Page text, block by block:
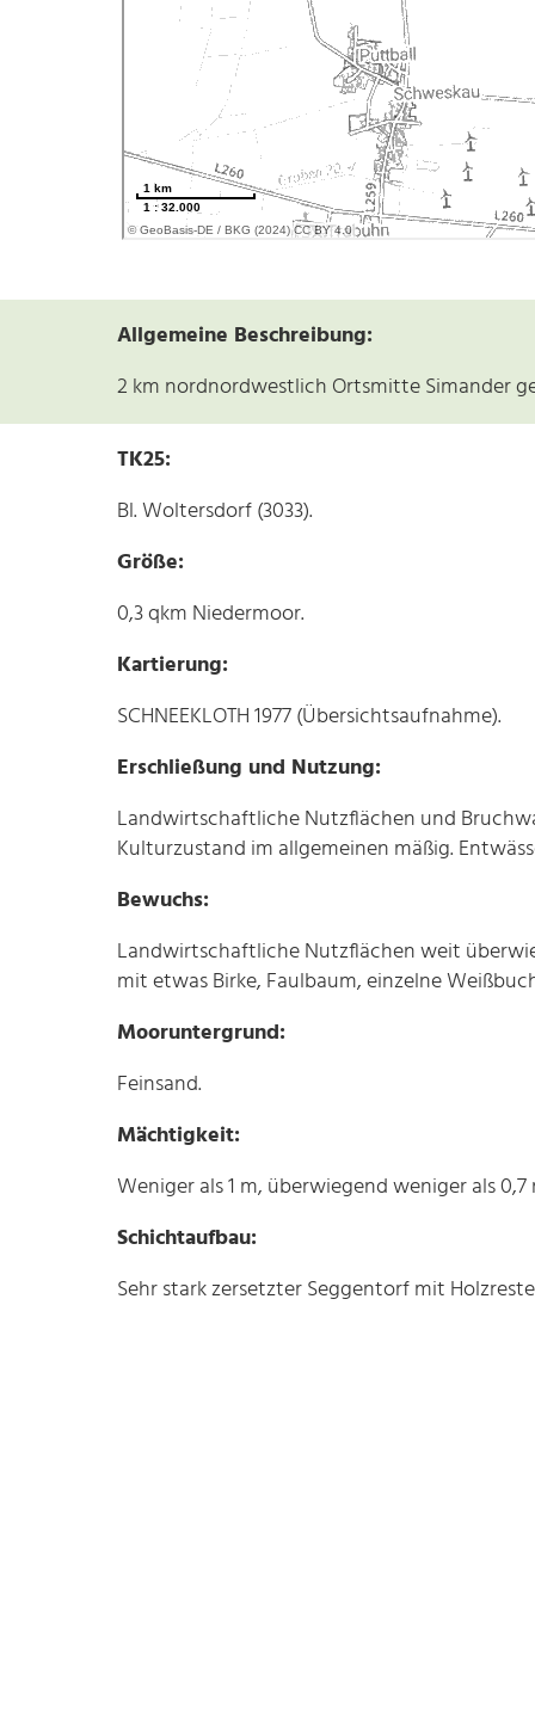
Allgemeine Beschreibung:
2 km nordnordwestlich Ortsmitte Simander
TK25:
Bl. Woltersdorf (3033).
Größe:
0,3 qkm Niedermoor.
Kartierung:
SCHNEEKLOTH 1977 (Übersichtsaufnahme).
Erschließung und Nutzung:
Landwirtschaftliche Nutzflächen und
Kulturzustand im allgemeinen mäßig.
Bewuchs:
Landwirtschaftliche Nutzflächen weit
mit etwas Birke, Faulbaum, einzelne
Mooruntergrund:
Feinsand.
Mächtigkeit:
Weniger als 1 m, überwiegend weniger als 0,7
Schichtaufbau:
Sehr stark zersetzter Seggentorf mit